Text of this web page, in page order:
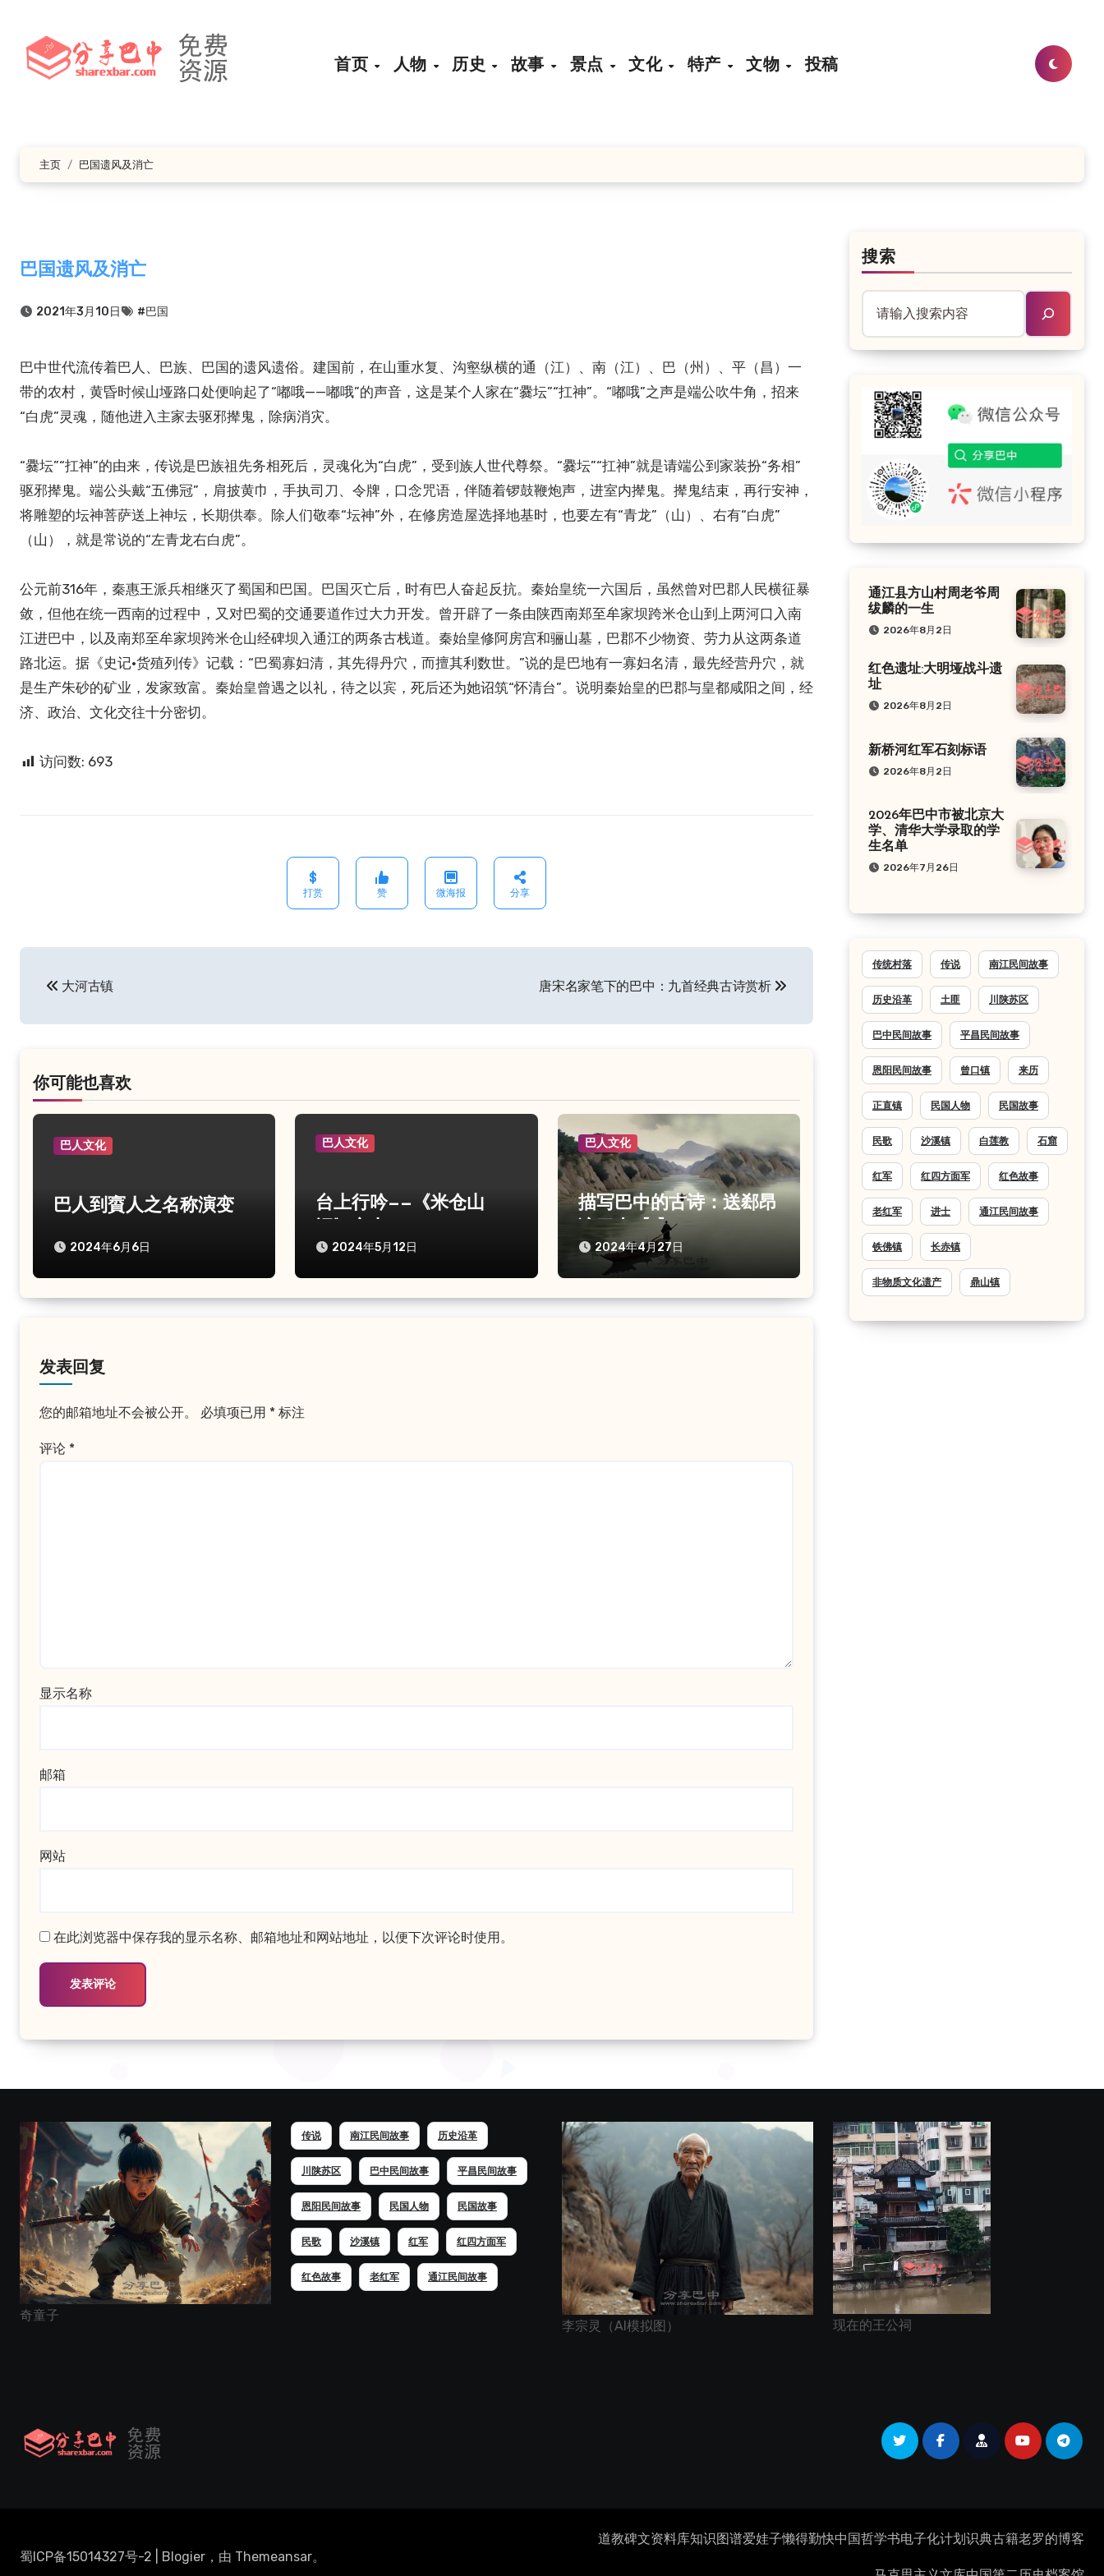
首页 人物 历史 故事 景点 文化 特产 文物 投稿
主页 巴国遗风及消亡
巴国遗风及消亡
2021年3月10日 #巴国
巴中世代流传着巴人、巴族、巴国的遗风遗俗。建国前，在山重水复、沟壑纵横的通（江）、南（江）、巴（州）、平（昌）一
带的农村，黄昏时候山垭路口处便响起了“嘟哦——嘟哦”的声音，这是某个人家在“爨坛”“扛神”。“嘟哦”之声是端公吹牛角，招来
“白虎”灵魂，随他进入主家去驱邪撵鬼，除病消灾。
“爨坛”“扛神”的由来，传说是巴族祖先务相死后，灵魂化为“白虎”，受到族人世代尊祭。“爨坛”“扛神”就是请端公到家装扮“务相”
驱邪撵鬼。端公头戴“五佛冠”，肩披黄巾，手执司刀、令牌，口念咒语，伴随着锣鼓鞭炮声，进室内撵鬼。撵鬼结束，再行安神，
将雕塑的坛神菩萨送上神坛，长期供奉。除人们敬奉“坛神”外，在修房造屋选择地基时，也要左有“青龙”（山）、右有“白虎”
（山），就是常说的“左青龙右白虎”。
公元前316年，秦惠王派兵相继灭了蜀国和巴国。巴国灭亡后，时有巴人奋起反抗。秦始皇统一六国后，虽然曾对巴郡人民横征暴
敛，但他在统一西南的过程中，又对巴蜀的交通要道作过大力开发。曾开辟了一条由陕西南郑至牟家坝跨米仓山到上两河口入南
江进巴中，以及南郑至牟家坝跨米仓山经碑坝入通江的两条古栈道。秦始皇修阿房宫和骊山墓，巴郡不少物资、劳力从这两条道
路北运。据《史记·货殖列传》记载：“巴蜀寡妇清，其先得丹穴，而擅其利数世。”说的是巴地有一寡妇名清，最先经营丹穴，就
是生产朱砂的矿业，发家致富。秦始皇曾遇之以礼，待之以宾，死后还为她诏筑“怀清台”。说明秦始皇的巴郡与皇都咸阳之间，经
济、政治、文化交往十分密切。
访问数: 693
打赏 赞 微海报 分享
文
大河古镇 唐宋名家笔下的巴中：九首经典古诗赏析
你可能也喜欢
巴人文化
巴人到賨人之名称演变
2024年6月6日
巴人文化
台上行吟——《米仓山
2024年5月12日
巴人文化
描写巴中的古诗：送郄昂
谪巴中【1】
2024年4月27日
发表回复
您的邮箱地址不会被公开。 必填项已用 * 标注
评论 *
显示名称
邮箱
网站
在此浏览器中保存我的显示名称、邮箱地址和网站地址，以便下次评论时使用。
搜索
通江县方山村周老爷周
绂麟的一生
2026年8月2日
红色遗址:大明垭战斗遗
址
2026年8月2日
新桥河红军石刻标语
2026年8月2日
2026年巴中市被北京大
学、清华大学录取的学
生名单
2026年7月26日
传统村落 传说 南江民间故事
历史沿革 土匪 川陕苏区
巴中民间故事 平昌民间故事
恩阳民间故事 曾口镇 来历
正直镇 民国人物 民国故事
民歌 沙溪镇 白莲教 石窟
红军 红四方面军 红色故事
老红军 进士 通江民间故事
铁佛镇 长赤镇
非物质文化遗产 鼎山镇
奇童子
传说 南江民间故事 历史沿革
川陕苏区 巴中民间故事 平昌民间故事
恩阳民间故事 民国人物 民国故事
民歌 沙溪镇 红军 红四方面军
红色故事 老红军 通江民间故事
李宗灵（AI模拟图） 现在的王公祠
蜀ICP备15014327号-2 Blogier ，由 Themeansar。
道教碑文资料库知识图谱爱娃子懒得勤快中国哲学书电子化计划识典古籍老罗的博客